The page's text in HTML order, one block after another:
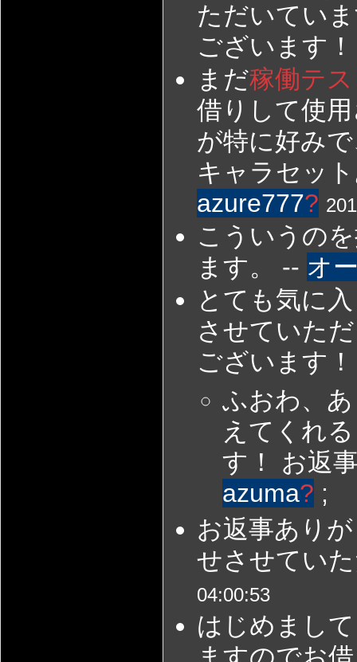
ただいてい
ございます
まだ稼働テ
借りして使
が特に好み
キャラセッ
azure777?
こういうの
ます。 -- オ
とても気に
させていた
ございます
ふおわ、
えてくれ
す！ お返
azuma? ;
お返事あり
せさせてい
04:00:53
はじめまし